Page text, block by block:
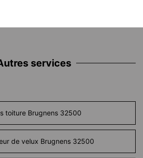
services
toiture Brugnens 32500
de velux Brugnens 32500